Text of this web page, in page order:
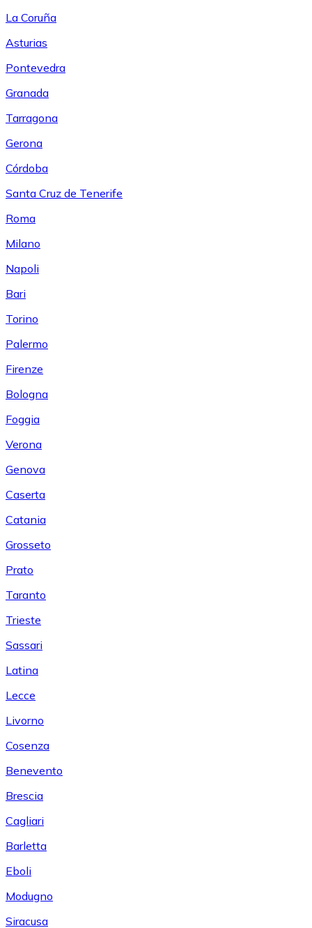
La Coruña
Asturias
Pontevedra
Granada
Tarragona
Gerona
Córdoba
Santa Cruz de Tenerife
Roma
Milano
Napoli
Bari
Torino
Palermo
Firenze
Bologna
Foggia
Verona
Genova
Caserta
Catania
Grosseto
Prato
Taranto
Trieste
Sassari
Latina
Lecce
Livorno
Cosenza
Benevento
Brescia
Cagliari
Barletta
Eboli
Modugno
Siracusa